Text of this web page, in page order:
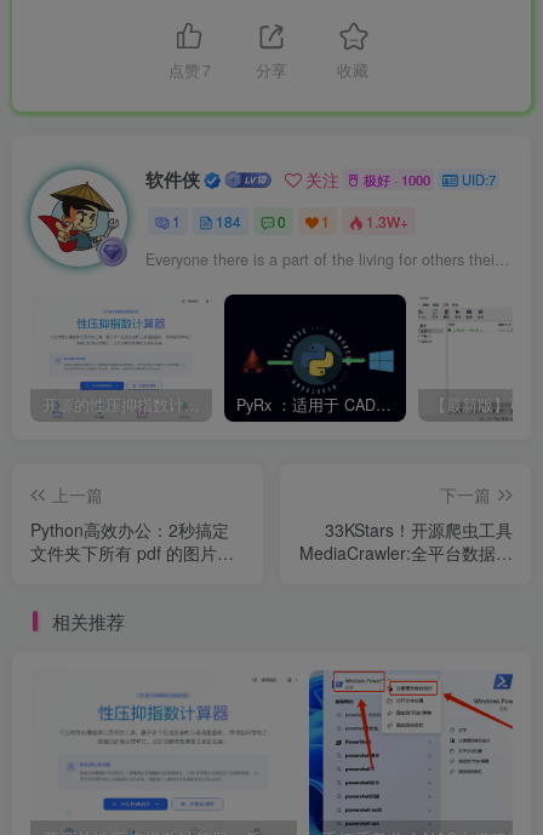
点赞 7 分享 收藏
软件侠 关注 极好 · 1000 UID:7
1 184 0 1 1.3W+
Everyone there is a part of the living for others their own.
开源的性压抑指数计算器，旨在帮助用户科学地了解自己的性心理特征，促进性健康和亲密关系的发展。 PyRx ：适用于 CAD 二次开发的 Python
上一篇
Python高效办公：2秒搞定
文件夹下所有 pdf 的图片提
下一篇
33KStars！开源爬虫工具
MediaCrawler:全平台数据采
相关推荐